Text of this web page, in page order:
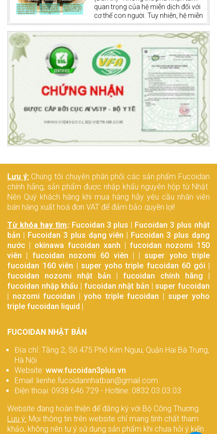
lý hóa chất” của cơ thể, giúp thải độc
tố và tổng hợp các chất quan trọng
như dịch mật, glycogen và protein
quan trọng của hệ miễn dịch đối với
cơ thể con người. Tuy nhiên, hệ miễn
dịch còn đóng vai trò quan trọng
trong việc điều trị ung thư và góp
phần tăng khả năng chiến thắng
bệnh.
Lưu ý: Chúng tôi chuyên phân phối các sản phẩm Fucoidan
chính hãng, sản phẩm được nhập khẩu nguyên hộp từ Nhật.
Nên Quý khách hàng khi mua hàng hãy yêu cầu nhân viên
bán hàng xuất hoá đơn VAT để đảm bảo quyền lợi!
Từ khóa hay tìm: Fucoidan 3 plus | Fucoidan 3 plus nhật
bản | Fucoidan 3 plus dạng viên | Fucoidan 3 plus dạng
nước | okinawa fucoidan xanh | fucoidan nozomi 150
viên | fucoidan nozomi 60 viên | | super yoho triple
fucoidan 160 viên | super yoho triple fucoidan 60 gói |
fucoidan nozomi nhật bản | fucoidan chính hãng |
fucoidan nhập khẩu | fucoidan nhật bản | super fucoidan
| nozomi fucoidan |yoho triple fucoidan | super yoho
triple fucoidan liquid |
FUCOIDAN NHẬT BẢN
Địa chỉ: Tầng 2, Số 475 Phố Kim Ngưu, Quận Hai Bà Trưng,
Hà Nội
Website: www.fucoidan3plus.vn
Email: lienhe.fucoidannhatban@gmail.com
Điện thoại: 0938.646.729 - Hotline: 0832.03.03.03
Website đang hoàn thiện để đăng ký với Bộ Công Thương.
Lưu ý: Mọi thông tin trên website chỉ mang tính chất tham
khảo, không nên tự ý sử dụng sản phẩm khi chưa hỏi ý kiến